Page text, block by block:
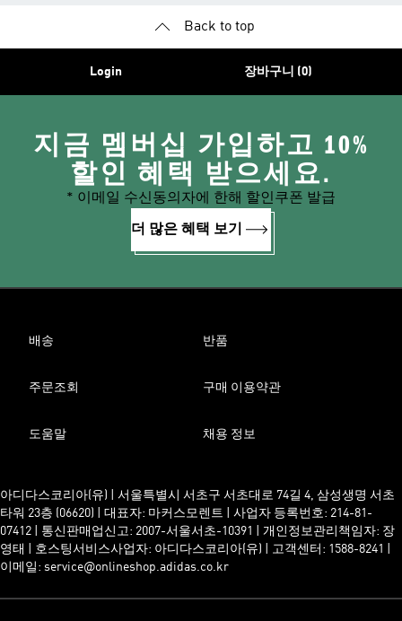
Back to top
Login 장바구니 (0)
지금 멤버십 가입하고 10%
할인 혜택 받으세요.
* 이메일 수신동의자에 한해 할인쿠폰 발급
더 많은 혜택 보기
배송 반품
주문조회 구매 이용약관
도움말 채용 정보
아디다스코리아(유) | 서울특별시 서초구 서초대로 74길 4, 삼성생명 서초
타워 23층 (06620) | 대표자: 마커스모렌트 | 사업자 등록번호: 214-81-
07412 | 통신판매업신고: 2007-서울서초-10391 | 개인정보관리책임자: 장
영태 | 호스팅서비스사업자: 아디다스코리아(유) | 고객센터: 1588-8241 |
이메일: service@onlineshop.adidas.co.kr